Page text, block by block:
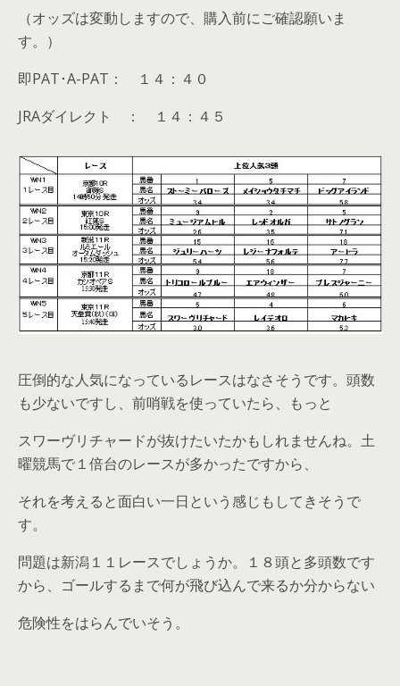
（オッズは変動しますので、購入前にご確認願いま
す。）
即PAT･A-PAT： １４：４０
JRAダイレクト ： １４：４５
圧倒的な人気になっているレースはなさそうです。頭数
も少ないですし、前哨戦を使っていたら、もっと
スワーヴリチャードが抜けたいたかもしれませんね。土
曜競馬で１倍台のレースが多かったですから、
それを考えると面白い一日という感じもしてきそうで
す。
問題は新潟１１レースでしょうか。１８頭と多頭数です
から、ゴールするまで何が飛び込んで来るか分からない
危険性をはらんでいそう。